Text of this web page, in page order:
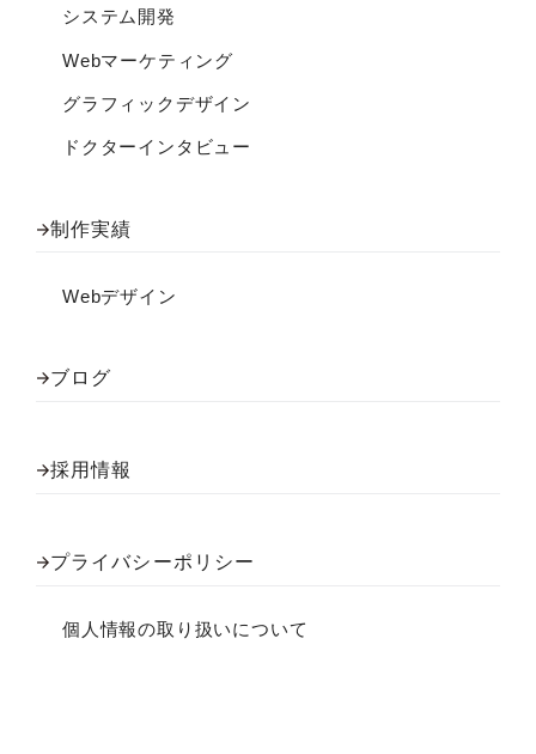
システム開発
Webマーケティング
グラフィックデザイン
ドクターインタビュー
制作実績
Webデザイン
ブログ
採用情報
プライバシーポリシー
個人情報の取り扱いについて